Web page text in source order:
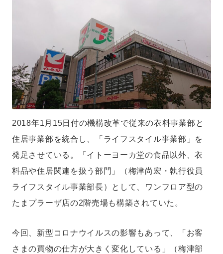
2018年1月15日付の機構改革で従来の衣料事業部と
住居事業部を統合し、「ライフスタイル事業部」を
発足させている。「イトーヨーカ堂の食品以外、衣
料品や住居関連を扱う部門」（梅津尚宏・執行役員
ライフスタイル事業部長）として、ワンフロア型の
たまプラーザ店の2階売場も構築されていた。
今回、新型コロナウイルスの影響もあって、「お客
さまの買物の仕方が大きく変化している」（梅津部